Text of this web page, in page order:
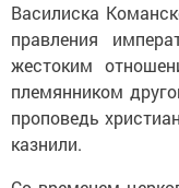
Василиска
правления
жестоким
племянником
проповедь
казнили.